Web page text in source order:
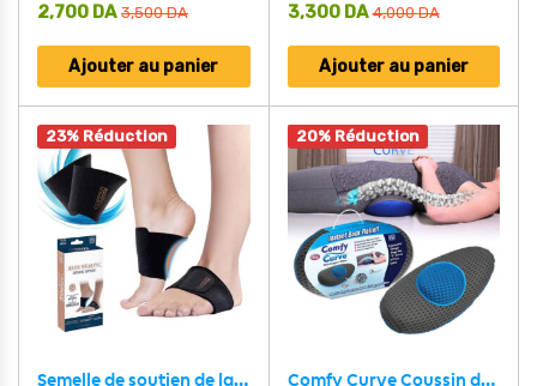
3,500DA
2,700 DA
Ajouter au panier
4,000DA
3,300 DA
Ajouter au panier
23% Réduction
Semelle de soutien de la voûte plantaire unisexe – دعامة قدم للأقدام المسطحة
20% Réduction
Comfy Curve Coussin de Soutien Lombaire Conception Ergonomique – وسادة أسفل الظهر جد مريحة